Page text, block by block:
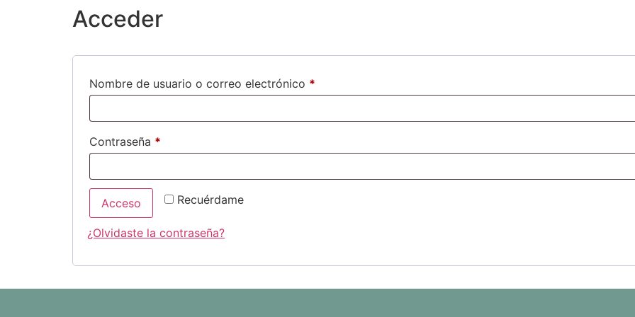
Acceder
Nombre de usuario o correo electrónico *
Contraseña *
Recuérdame
Acceso
¿Olvidaste la contraseña?